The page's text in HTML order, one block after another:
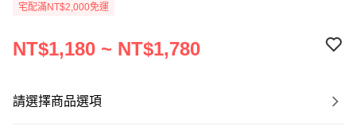
宅配滿NT$2,000免運
NT$1,180 ~ NT$1,780
請選擇商品選項